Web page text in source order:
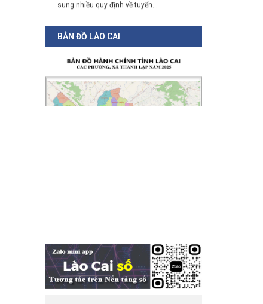
BẢN ĐỒ LÀO CAI